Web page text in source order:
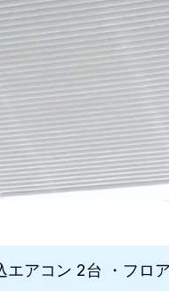
エアコン 2台 ・フロ